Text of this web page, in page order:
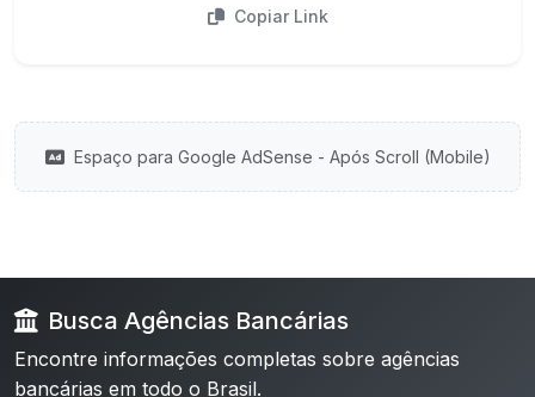
Copiar Link
Espaço para Google AdSense - Após Scroll (Mobile)
Busca Agências Bancárias
Encontre informações completas sobre agências
bancárias em todo o Brasil.